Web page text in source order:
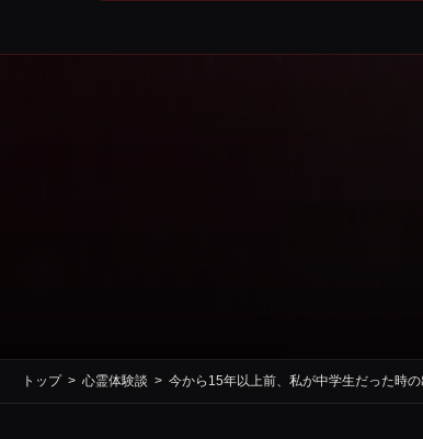
トップ 心霊体験談 今から15年以上前、私が中学生だった時